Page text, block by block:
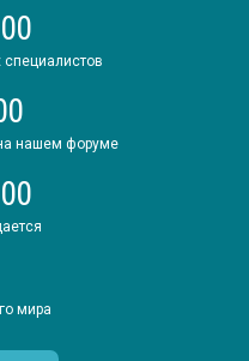
специалистов
нашем форуме
мира